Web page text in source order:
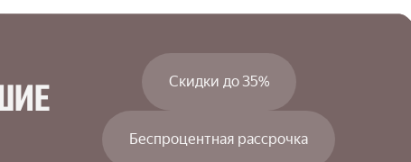
Скидки до 35%
Беспроцентная рассрочка